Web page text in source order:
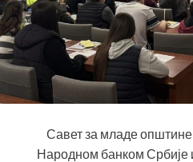
Савет за младе
Народном банком Србије